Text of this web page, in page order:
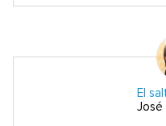
El
José